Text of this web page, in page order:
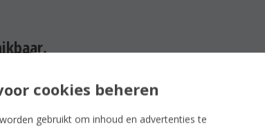
opties voor je.
cookies beheren
gebruikt om inhoud en advertenties te